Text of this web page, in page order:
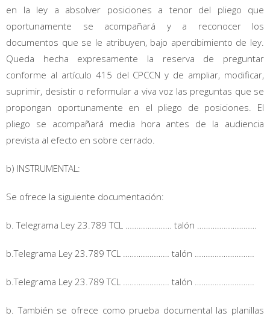
en la ley a absolver posiciones a tenor del pliego que
oportunamente se acompañará y a reconocer los
documentos que se le atribuyen, bajo apercibimiento de ley.
Queda hecha expresamente la reserva de preguntar
conforme al artículo 415 del CPCCN y de ampliar, modificar,
suprimir, desistir o reformular a viva voz las preguntas que se
propongan oportunamente en el pliego de posiciones. El
pliego se acompañará media hora antes de la audiencia
prevista al efecto en sobre cerrado.
b) INSTRUMENTAL:
Se ofrece la siguiente documentación:
b. Telegrama Ley 23.789 TCL ………………… talón ………………………
b.Telegrama Ley 23.789 TCL ………………… talón ………………………
b.Telegrama Ley 23.789 TCL ………………… talón ………………………
b. También se ofrece como prueba documental las planillas